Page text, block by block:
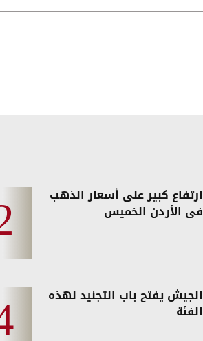
ارتفاع كبير على أسعار الذهب
في الأردن الخميس
الجيش يفتح باب التجنيد لهذه
الفئة